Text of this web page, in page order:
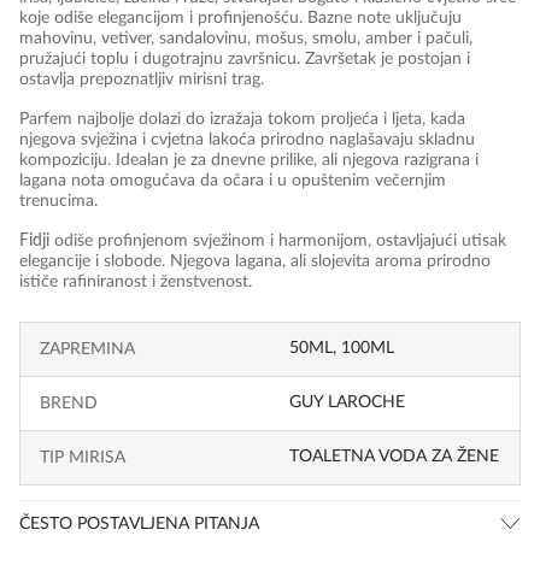
koje odiše elegancijom i profinjenošću. Bazne note uključuju
mahovinu, vetiver, sandalovinu, mošus, smolu, amber i pačuli,
pružajući toplu i dugotrajnu završnicu. Završetak je postojan i
ostavlja prepoznatljiv mirisni trag.
Parfem najbolje dolazi do izražaja tokom proljeća i ljeta, kada
njegova svježina i cvjetna lakoća prirodno naglašavaju skladnu
kompoziciju. Idealan je za dnevne prilike, ali njegova razigrana i
lagana nota omogućava da očara i u opuštenim večernjim
trenucima.
Fidji odiše profinjenom svježinom i harmonijom, ostavljajući utisak
elegancije i slobode. Njegova lagana, ali slojevita aroma prirodno
ističe rafiniranost i ženstvenost.
ZAPREMINA 50ML, 100ML
BREND GUY LAROCHE
TIP MIRISA TOALETNA VODA ZA ŽENE
ČESTO POSTAVLJENA PITANJA